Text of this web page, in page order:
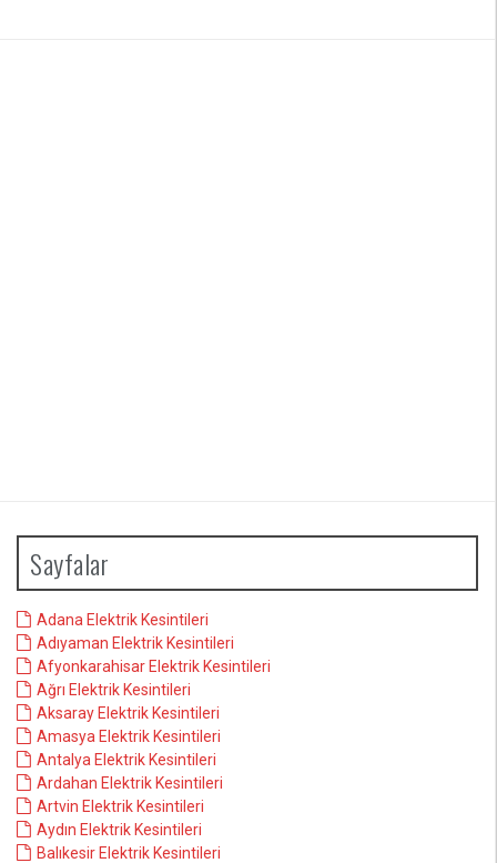
Sayfalar
Adana Elektrik Kesintileri
Adıyaman Elektrik Kesintileri
Afyonkarahisar Elektrik Kesintileri
Ağrı Elektrik Kesintileri
Aksaray Elektrik Kesintileri
Amasya Elektrik Kesintileri
Antalya Elektrik Kesintileri
Ardahan Elektrik Kesintileri
Artvin Elektrik Kesintileri
Aydın Elektrik Kesintileri
Balıkesir Elektrik Kesintileri